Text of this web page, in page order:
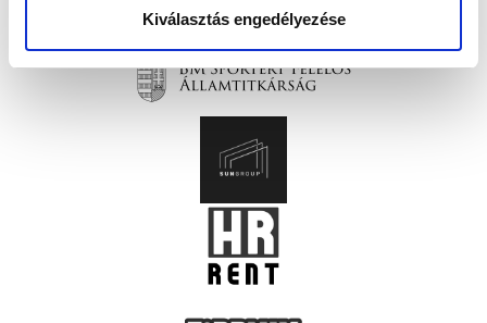
Kiválasztás engedélyezése